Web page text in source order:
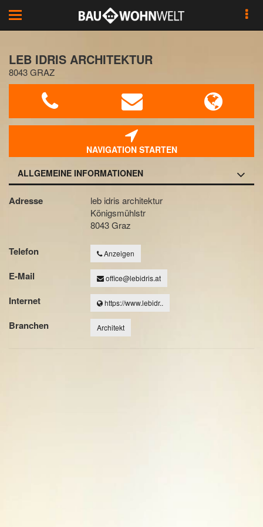
Toggle
navigation
LEB IDRIS ARCHITEKTUR
8043 GRAZ
NAVIGATION STARTEN
ALLGEMEINE INFORMATIONEN
Adresse
leb idris architektur
Königsmühlstr
8043 Graz
Telefon Anzeigen
E-Mail office@lebidris.at
Internet https://www.lebidr..
Branchen Architekt